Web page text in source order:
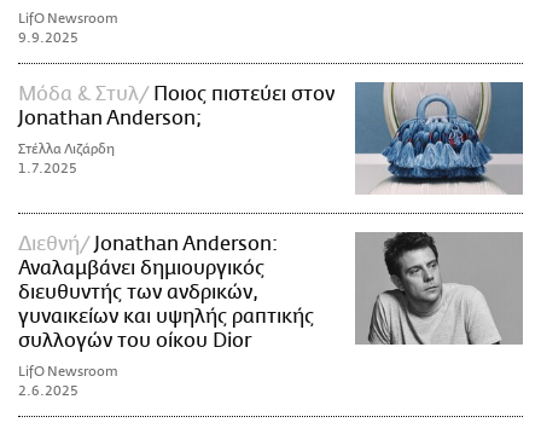
LifO Newsroom
9.9.2025
Μόδα & Στυλ
Ποιος πιστεύει στον
Jonathan Anderson;
Στέλλα Λιζάρδη
1.7.2025
Διεθνή
Jonathan Anderson:
Αναλαμβάνει δημιουργικός
διευθυντής των ανδρικών,
γυναικείων και υψηλής ραπτικής
συλλογών του οίκου Dior
LifO Newsroom
2.6.2025